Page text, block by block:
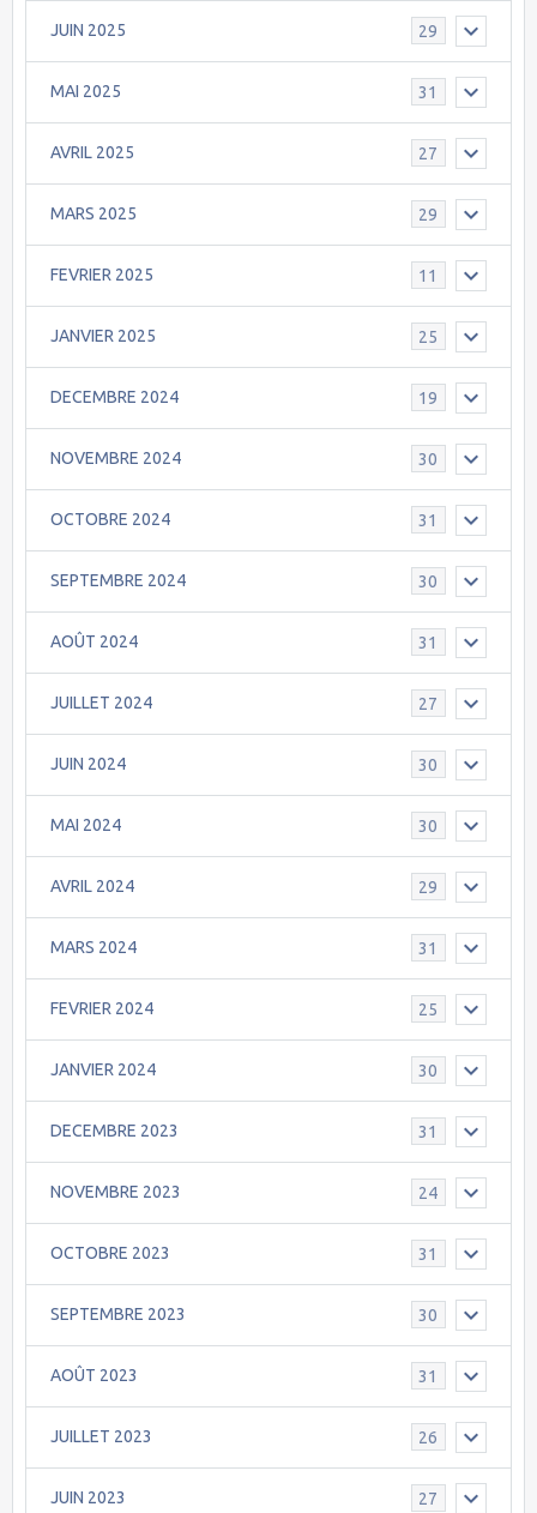
JUIN 2025 29
MAI 2025 31
AVRIL 2025 27
MARS 2025 29
FEVRIER 2025 11
JANVIER 2025 25
DECEMBRE 2024 19
NOVEMBRE 2024 30
OCTOBRE 2024 31
SEPTEMBRE 2024 30
AOÛT 2024 31
JUILLET 2024 27
JUIN 2024 30
MAI 2024 30
AVRIL 2024 29
MARS 2024 31
FEVRIER 2024 25
JANVIER 2024 30
DECEMBRE 2023 31
NOVEMBRE 2023 24
OCTOBRE 2023 31
SEPTEMBRE 2023 30
AOÛT 2023 31
JUILLET 2023 26
JUIN 2023 27